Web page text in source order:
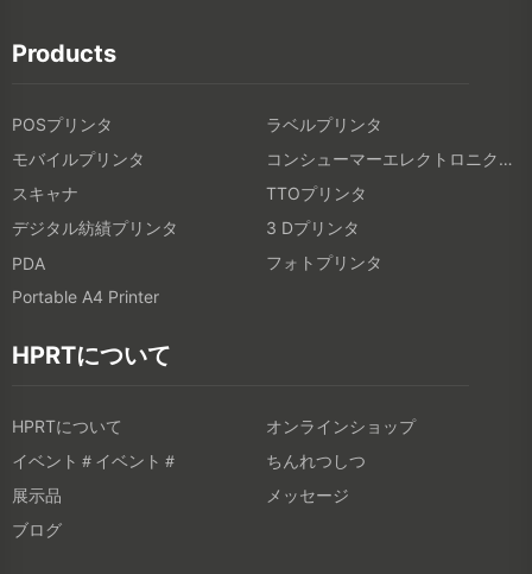
Products
POSプリンタ
ラベルプリンタ
モバイルプリンタ
コンシューマーエレクトロニクス製品
スキャナ
TTOプリンタ
デジタル紡績プリンタ
3 Dプリンタ
PDA
フォトプリンタ
Portable A4 Printer
HPRTについて
HPRTについて
オンラインショップ
イベント＃イベント＃
ちんれつしつ
展示品
メッセージ
ブログ